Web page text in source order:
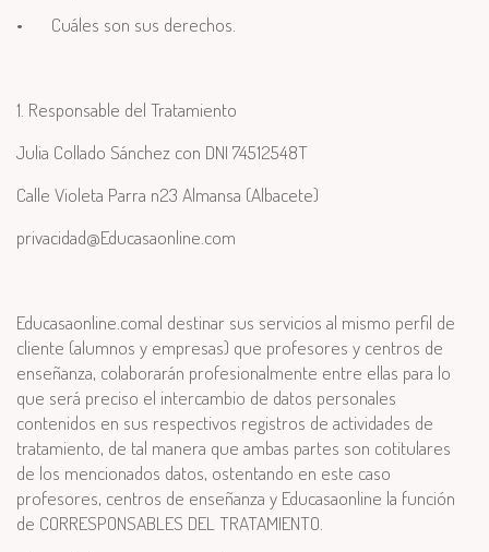
•
Cuáles son sus derechos.
1. Responsable del Tratamiento
Julia Collado Sánchez con DNI 74512548T
Calle Violeta Parra n23 Almansa (Albacete)
privacidad@Educasaonline.com
Educasaonline.comal destinar sus servicios al mismo perfil de
cliente (alumnos y empresas) que profesores y centros de
enseñanza, colaborarán profesionalmente entre ellas para lo
que será preciso el intercambio de datos personales
contenidos en sus respectivos registros de actividades de
tratamiento, de tal manera que ambas partes son cotitulares
de los mencionados datos, ostentando en este caso
profesores, centros de enseñanza y Educasaonline la función
de CORRESPONSABLES DEL TRATAMIENTO.